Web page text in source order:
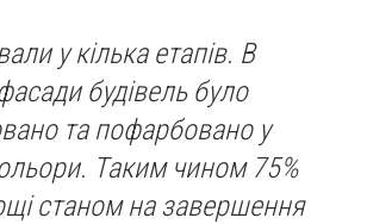
у кілька етапів. В
будівель було
та пофарбовано у
Таким чином 75%
станом на завершення